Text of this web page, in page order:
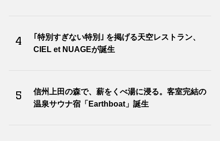
4
｢特別すぎない特別｣ を掲げる天空レストラン、
CIEL et NUAGEが誕生
5
信州上田の森で、薪をくべ湯に浸る。客室完結の
温泉サウナ宿「Earthboat」誕生